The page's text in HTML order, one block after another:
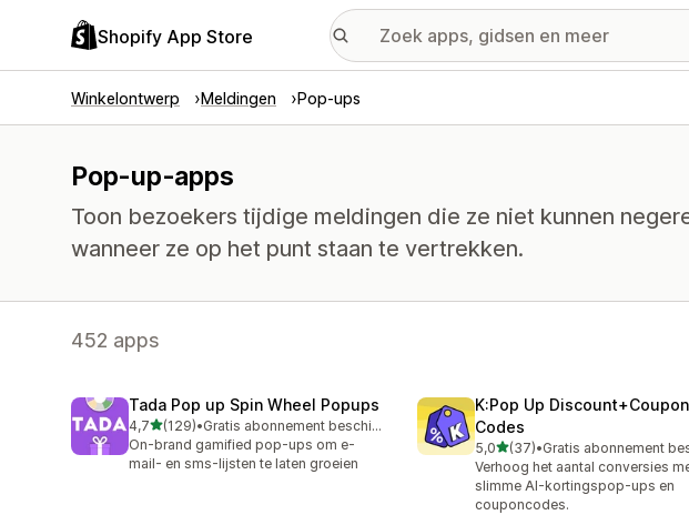
Shopify App Store
Winkelontwerp Meldingen Pop-ups
Pop-up-apps
Toon bezoekers tijdige meldingen die ze niet kunnen
wanneer ze op het punt staan te vertrekken.
452 apps
Tada Pop up Spin Wheel Popups
4,7van 5 sterren
(129)
129 recensies in totaal
•
Gratis abonnement beschikbaar
On-brand gamified pop-ups om e-
mail- en sms-lijsten te laten groeien
K:Pop Up Discount+Coupon
Codes
5,0van 5 sterren
(37)
37 recensies in totaal
•
Verhoog het aantal conversies
slimme AI-kortingspop-ups en
couponcodes.